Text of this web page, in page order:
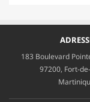
183 Boulevard
97200, Fort-